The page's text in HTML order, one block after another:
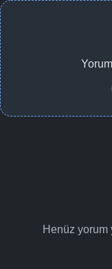
Henüz yorum